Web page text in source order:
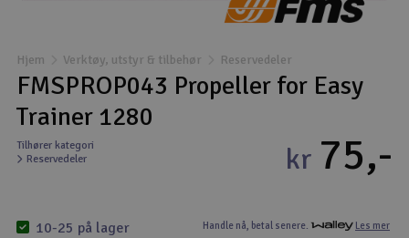
Droner
Droner for FPV
Fly
Helikopter
Hjem Verktøy, utstyr & tilbehør Reservedeler
FMSPROP043 Propeller for Easy
Trainer 1280
Tilhører kategori
Reservedeler
Handle nå, betal senere. Les mer
kr 75,-
10-25 på lager